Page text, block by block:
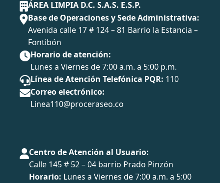
ÁREA LIMPIA D.C. S.A.S. E.S.P.
Base de Operaciones y Sede Administrativa:
Avenida calle 17 # 124 – 81 Barrio la Estancia –
Fontibón
Horario de atención:
Lunes a Viernes de 7:00 a.m. a 5:00 p.m.
Línea de Atención Telefónica PQR: 110
Correo electrónico:
Linea110@proceraseo.co
Centro de Atención al Usuario:
Calle 145 # 52 – 04 barrio Prado Pinzón
Horario: Lunes a Viernes de 7:00 a.m. a 5:00